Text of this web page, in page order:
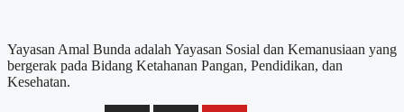
Yayasan Amal Bunda adalah Yayasan Sosial dan Kemanusiaan yang
bergerak pada Bidang Ketahanan Pangan, Pendidikan, dan
Kesehatan.